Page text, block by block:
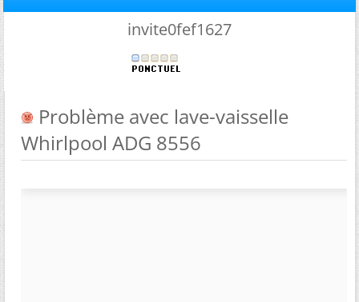
invite0fef1627
Problème avec lave-vaisselle
Whirlpool ADG 8556